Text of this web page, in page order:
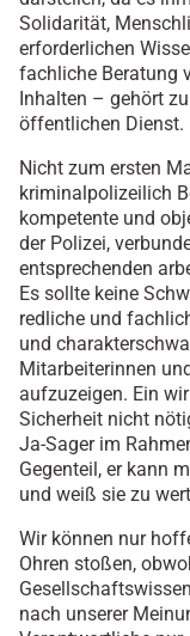
Solidarität,
erforderlichen
fachliche Beratung
Inhalten – gehört
öffentlichen Dienst.
Nicht zum ersten
kriminalpolizeilich
kompetente und
der Polizei,
entsprechenden
Es sollte keine
redliche und
und
Mitarbeiterinnen
aufzuzeigen. Ein
Sicherheit nicht
Ja-Sager im
Gegenteil, er kann
und weiß sie zu
Wir können nur
Ohren stoßen,
nach unserer